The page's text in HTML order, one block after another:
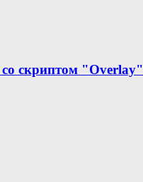
скриптом "Overlay"